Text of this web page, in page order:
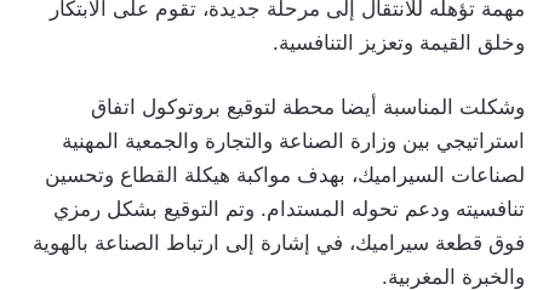
مهمة تؤهله للانتقال إلى مرحلة جديدة، تقوم على الابتكار
وخلق القيمة وتعزيز التنافسية.
وشكلت المناسبة أيضا محطة لتوقيع بروتوكول اتفاق
استراتيجي بين وزارة الصناعة والتجارة والجمعية المهنية
لصناعات السيراميك، بهدف مواكبة هيكلة القطاع وتحسين
تنافسيته ودعم تحوله المستدام. وتم التوقيع بشكل رمزي
فوق قطعة سيراميك، في إشارة إلى ارتباط الصناعة بالهوية
والخبرة المغربية.